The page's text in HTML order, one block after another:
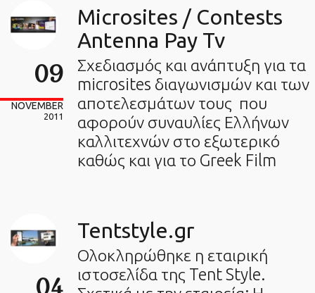
09
NOVEMBER
2011
Microsites / Contests
Antenna Pay Tv
Σχεδιασμός και ανάπτυξη για τα
microsites διαγωνισμών και των
αποτελεσμάτων τους που
αφορούν συναυλίες Ελλήνων
καλλιτεχνών στο εξωτερικό
καθώς και για το Greek Film
Tentstyle.gr
Ολοκληρώθηκε η εταιρική
ιστοσελίδα της Tent Style.